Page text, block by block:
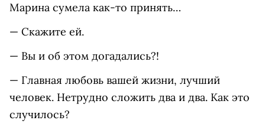
Марина сумела как-то принять…
— Скажите ей.
— Вы и об этом догадались?!
— Главная любовь вашей жизни, лучший
человек. Нетрудно сложить два и два. Как это
случилось?